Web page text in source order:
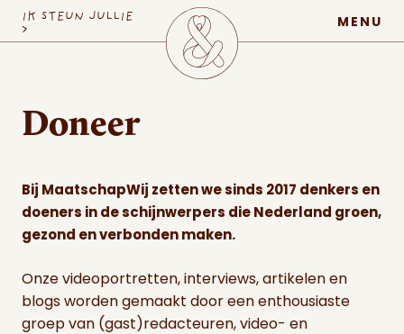
MaatschapWij
MENU
IK STEUN JULLIE
>
Doneer
Bij MaatschapWij zetten we sinds 2017 denkers en
doeners in de schijnwerpers die Nederland groen,
gezond en verbonden maken.
Onze videoportretten, interviews, artikelen en
blogs worden gemaakt door een enthousiaste
groep van (gast)redacteuren, video- en